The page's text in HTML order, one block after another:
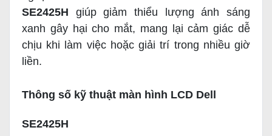
SE2425H giúp giảm thiểu lượng ánh sáng
xanh gây hại cho mắt, mang lại cảm giác dễ
chịu khi làm việc hoặc giải trí trong nhiều giờ
liền.
Thông số kỹ thuật màn hình LCD Dell
SE2425H